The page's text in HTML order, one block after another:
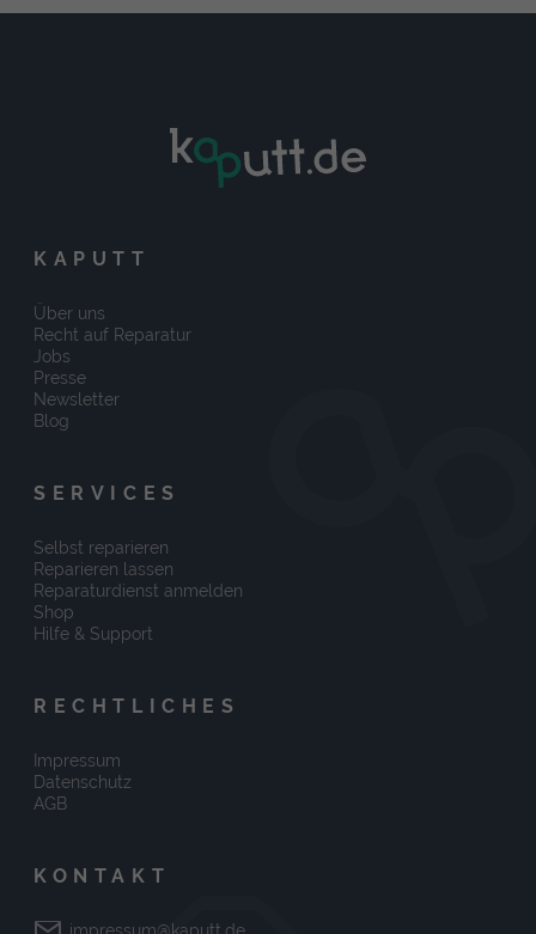
KAPUTT
Über uns
Recht auf Reparatur
Jobs
Presse
Newsletter
Blog
SERVICES
Selbst reparieren
Reparieren lassen
Reparaturdienst anmelden
Shop
Hilfe & Support
RECHTLICHES
Impressum
Datenschutz
AGB
KONTAKT
impressum@kaputt.de